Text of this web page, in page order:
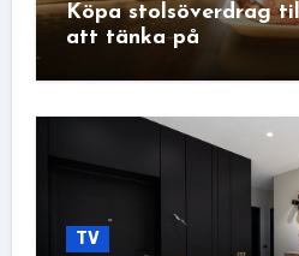
Köpa stolsöverdrag
att tänka på
TV